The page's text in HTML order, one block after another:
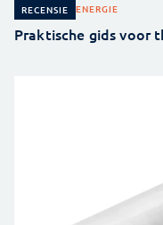
RECENSIE ENERGIE
Praktische gids voor